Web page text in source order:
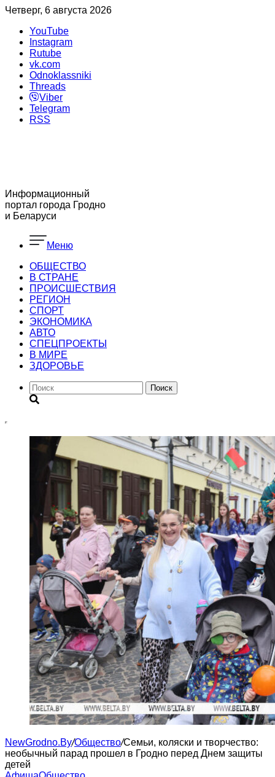
Четверг, 6 августа 2026
YouTube
Instagram
Rutube
vk.com
Odnoklassniki
Threads
Viber
Telegram
RSS
Информационный
портал города Гродно
и Беларуси
Меню
ОБЩЕСТВО
В СТРАНЕ
ПРОИСШЕСТВИЯ
РЕГИОН
CПОРТ
ЭКОНОМИКА
АВТО
СПЕЦПРОЕКТЫ
В МИРЕ
ЗДОРОВЬЕ
Поиск
NewGrodno.By/Общество/Семьи, коляски и творчество:
необычный парад прошел в Гродно перед Днем защиты
детей